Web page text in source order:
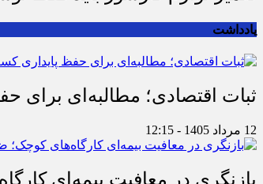
تعمیر لوازم گازسوز باید فقط
یادداشت
ثبات اقتصادی؛ مطالبه‌ای برای